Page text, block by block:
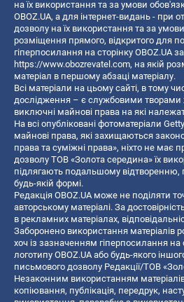
на їх використання та за умови
OBOZ.UA, а для інтернет-видань - при
дозволу на їх використання та за
розміщення прямого, відкритого для
гіперпосилання на сторінку OBOZ.UA
https://www.obozrevatel.com, на якій
матеріал в першому абзаці матеріалу.
Всі матеріали на цьому сайті, в тому
дослідження – є службовими творами
виключні майнові права на які
На всі опубліковані фотоматеріали
майнові права, які захищаються
права та суміжні права», ніхто не має
дозволу ТОВ «Золота середина» їх
підлягають подальшому
будь-якій формі.
Редакція OBOZ.UA може не поділяти
авторському матеріалі. За
в рекламних матеріалах,
Заборонено використання матеріалів
хоч із зазначенням гіперпосилання на
логотипу OBOZ.UA або будь-якого
письмового дозволу Редакції/ТОВ
Незаконним використанням
копiювання, публiкацiя, передрук,